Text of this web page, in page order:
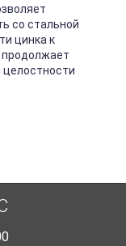
со стальной
цинка к
продолжает